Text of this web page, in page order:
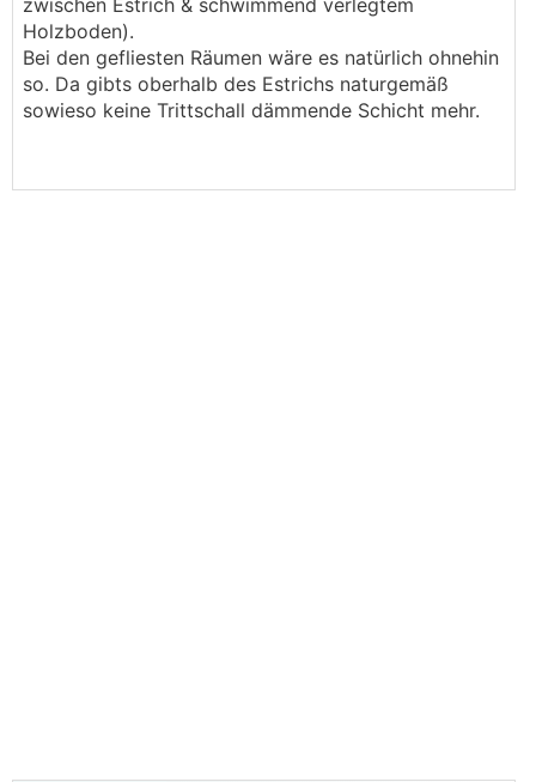
zwischen Estrich & schwimmend verlegtem
Holzboden).
Bei den gefliesten Räumen wäre es natürlich ohnehin
so. Da gibts oberhalb des Estrichs naturgemäß
sowieso keine Trittschall dämmende Schicht mehr.